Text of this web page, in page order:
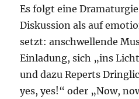
Es folgt eine
Diskussion als auf
setzt: anschwellende
Einladung, sich „ins
und dazu Reperts
yes, yes!“ oder „Now,